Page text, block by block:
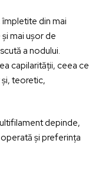
împletite din mai
mai ușor de
a nodului.
capilarității, ceea ce
teoretic,
depinde,
și preferința